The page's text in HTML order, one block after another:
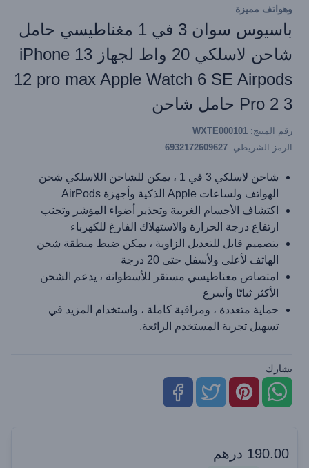
وهواتف مميزة
باسيوس سوان 3 في 1 مغناطيسي حامل
شاحن لاسلكي 20 واط لجهاز iPhone 13
12 pro max Apple Watch 6 SE Airpods
Pro 2 3 حامل شاحن
رقم المنتج: WXTE000101
الرمز الشريطي: 6932172609627
شاحن لاسلكي 3 في 1 ، يمكن للشاحن اللاسلكي شحن
الهواتف ولساعات Apple الذكية وأجهزة AirPods
اكتشاف الأجسام الغريبة وتحذير أضواء المؤشر وتجنب
ارتفاع درجة الحرارة والاستهلاك الفارغ للكهرباء
بتصميم قابل للتعديل الزاوية ، يمكن ضبط منطقة شحن
الهاتف لأعلى ولأسفل حتى 20 درجة
امتصاص مغناطيسي مستقر للأسطوانة ، يدعم الشحن
الأكثر ثباتًا وأسرع
حماية متعددة ، ومراقبة كاملة ، واستخدام المزيد في
تسهيل تجربة المستخدم الرائعة.
يشارك
190.00 درهم